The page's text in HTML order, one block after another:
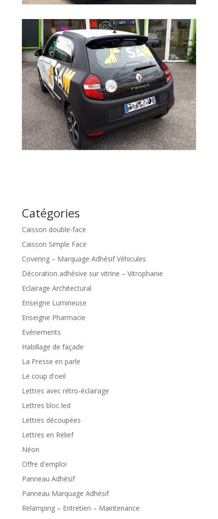
Catégories
Caisson double-face
Caisson Simple Face
Covering – Marquage Adhésif Véhicules
Décoration adhésive sur vitrine – Vitrophanie
Eclairage Architectural
Enseigne Lumineuse
Enseigne Pharmacie
Evénements
Habillage de façade
La Presse en parle
Le coup d'oeil
Lettres avec rétro-éclairage
Lettres bloc led
Lettres découpées
Lettres en Relief
Néon
Offre d'emploi
Panneau Adhésif
Panneau Marquage Adhésif
Relamping – Entretien – Maintenance